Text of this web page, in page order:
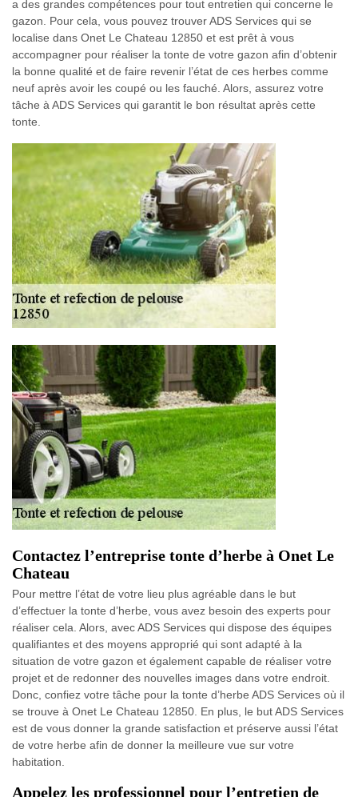
a des grandes compétences pour tout entretien qui concerne le
gazon. Pour cela, vous pouvez trouver ADS Services qui se
localise dans Onet Le Chateau 12850 et est prêt à vous
accompagner pour réaliser la tonte de votre gazon afin d’obtenir
la bonne qualité et de faire revenir l’état de ces herbes comme
neuf après avoir les coupé ou les fauché. Alors, assurez votre
tâche à ADS Services qui garantit le bon résultat après cette
tonte.
Contactez l’entreprise tonte d’herbe à Onet Le
Chateau
Pour mettre l’état de votre lieu plus agréable dans le but
d’effectuer la tonte d’herbe, vous avez besoin des experts pour
réaliser cela. Alors, avec ADS Services qui dispose des équipes
qualifiantes et des moyens approprié qui sont adapté à la
situation de votre gazon et également capable de réaliser votre
projet et de redonner des nouvelles images dans votre endroit.
Donc, confiez votre tâche pour la tonte d’herbe ADS Services où il
se trouve à Onet Le Chateau 12850. En plus, le but ADS Services
est de vous donner la grande satisfaction et préserve aussi l’état
de votre herbe afin de donner la meilleure vue sur votre
habitation.
Appelez les professionnel pour l’entretien de